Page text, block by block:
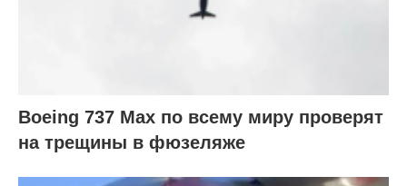
Boeing 737 Max по всему миру проверят
на трещины в фюзеляже